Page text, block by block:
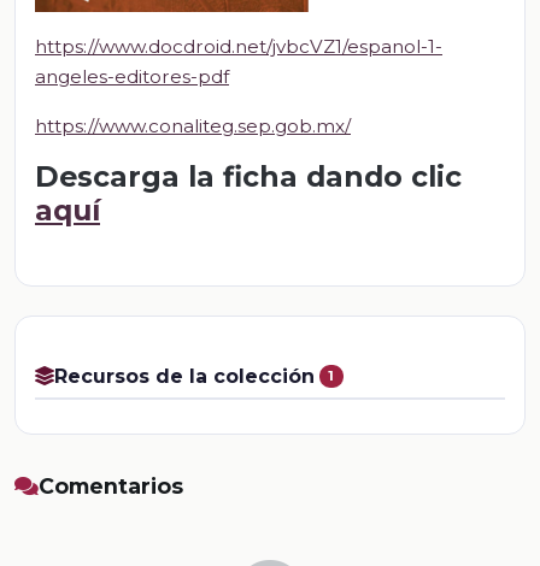
https://www.docdroid.net/jvbcVZ1/espanol-1-
angeles-editores-pdf
https://www.conaliteg.sep.gob.mx/
Descarga la ficha dando clic
aquí
Recursos de la colección 1
Comentarios